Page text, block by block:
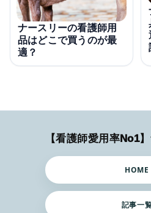
ナースリーの看護師用
品はどこで買うのが最
適？
HOME
記事一